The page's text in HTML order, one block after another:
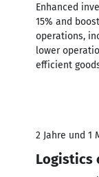
Enhanced
15% and
operations,
lower
efficient
2 Jahre und 1
Logistics